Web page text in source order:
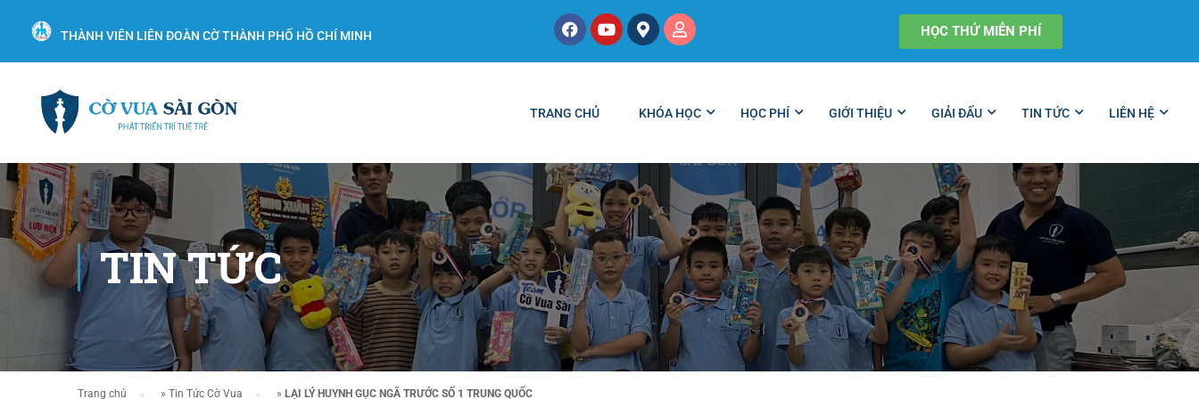
THÀNH VIÊN LIÊN ĐOÀN CỜ THÀNH PHỐ HỒ CHÍ MINH HỌC THỬ MIỄN PHÍ
TRANG CHỦ KHÓA HỌC HỌC PHÍ GIỚI THIỆU GIẢI ĐẤU TIN TỨC LIÊN HỆ
TIN TỨC
Trang chủ » Tin Tức Cờ Vua » LẠI LÝ HUYNH GỤC NGÃ TRƯỚC SỐ 1 TRUNG QUỐC